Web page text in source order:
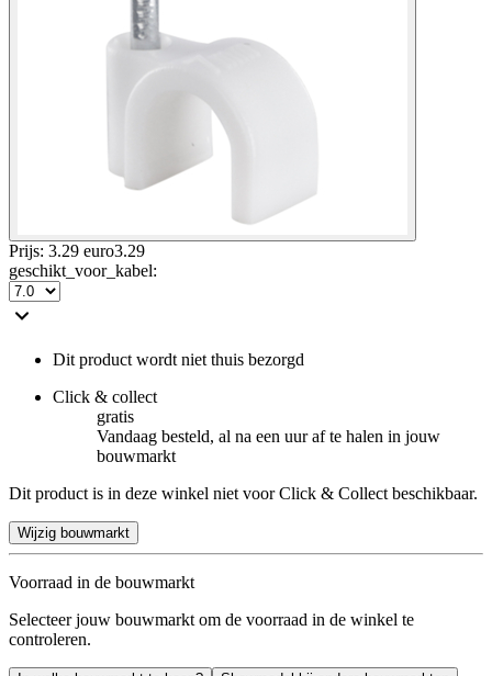
Prijs: 3.29 euro3.29
geschikt_voor_kabel:
Dit product wordt niet thuis bezorgd
Click & collect
gratis
Vandaag besteld, al na een uur af te halen in jouw
bouwmarkt
Dit product is in deze winkel niet voor Click & Collect beschikbaar.
Wijzig bouwmarkt
Voorraad in de bouwmarkt
Selecteer jouw bouwmarkt om de voorraad in de winkel te
controleren.